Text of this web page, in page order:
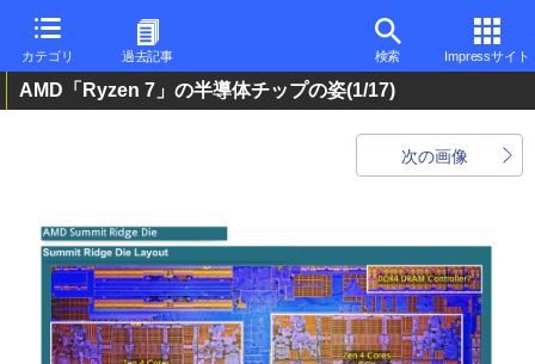
カテゴリ 過去記事 検索 Impressサイト
AMD「Ryzen 7」の半導体チップの姿(1/17)
次の画像